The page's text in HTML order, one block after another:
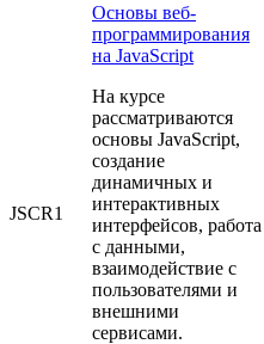
JSCR1
Основы веб-
программирования
на JavaScript
На курсе
рассматриваются
основы JavaScript,
создание
динамичных и
интерактивных
интерфейсов, работа
с данными,
взаимодействие с
пользователями и
внешними
сервисами.